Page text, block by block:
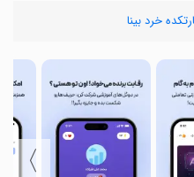
خرد بینا
〉